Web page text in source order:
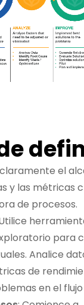
el
y las métricas
de procesos.
para
Analice
de
en el